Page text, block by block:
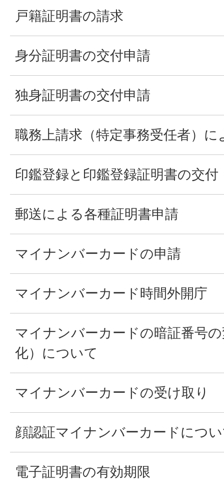
戸籍証明書の請求
身分証明書の交付申請
独身証明書の交付申請
職務上請求（特定事務受任者）
印鑑登録と印鑑登録証明書の交付
郵送による各種証明書申請
マイナンバーカードの申請
マイナンバーカード時間外開庁
マイナンバーカードの暗証番号
化）について
マイナンバーカードの受け取り
顔認証マイナンバーカードにつ
電子証明書の有効期限